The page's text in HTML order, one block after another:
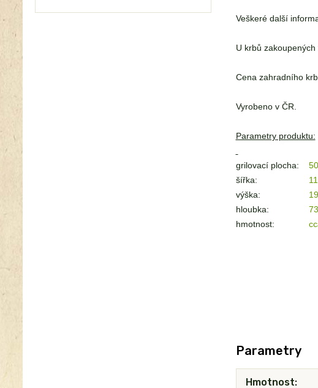
Veškeré další
U krbů
Cena zahradního
Vyrobeno v ČR.
Parametry produktu:
grilovací plocha:
šířka:
výška:
hloubka:
hmotnost:
Parametry
Hmotnost